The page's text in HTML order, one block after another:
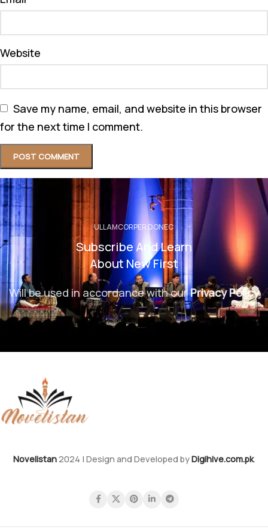
Website
Save my name, email, and website in this browser
for the next time I comment.
ULLAMCORPER DONEC
Subscribe And Learn
About New First
Will be used in accordance with ourPrivacy Policy
Novelistan 2024 | Design and Developed byDigihive.com.pk.